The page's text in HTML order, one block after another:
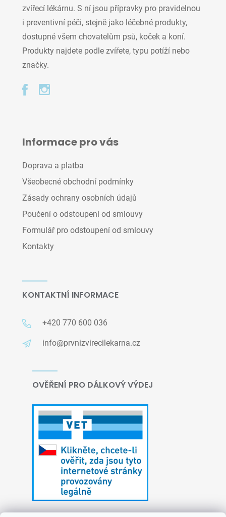
zvířecí lékárnu. S ní jsou přípravky pro pravidelnou
i preventivní péči, stejně jako léčebné produkty,
dostupné všem chovatelům psů, koček a koní.
Produkty najdete podle zvířete, typu potíží nebo
značky.
Informace pro vás
Doprava a platba
Všeobecné obchodní podmínky
Zásady ochrany osobních údajů
Poučení o odstoupení od smlouvy
Formulář pro odstoupení od smlouvy
Kontakty
KONTAKTNÍ INFORMACE
+420 770 600 036
info@prvnizvirecilekarna.cz
OVĚŘENÍ PRO DÁLKOVÝ VÝDEJ